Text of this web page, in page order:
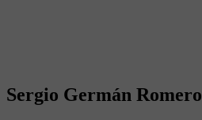
Sergio Germán Romero